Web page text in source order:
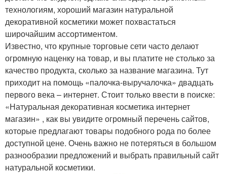
технологиям, хороший магазин натуральной
декоративной косметики может похвастаться
широчайшим ассортиментом.
Известно, что крупные торговые сети часто делают
огромную наценку на товар, и вы платите не столько за
качество продукта, сколько за название магазина. Тут
приходит на помощь «палочка-выручалочка» двадцать
первого века – интернет. Стоит только ввести в поиске:
«Натуральная декоративная косметика интернет
магазин» , как вы увидите огромный перечень сайтов,
которые предлагают товары подобного рода по более
доступной цене. Очень важно не потеряться в большом
разнообразии предложений и выбрать правильный сайт
натуральной косметики.